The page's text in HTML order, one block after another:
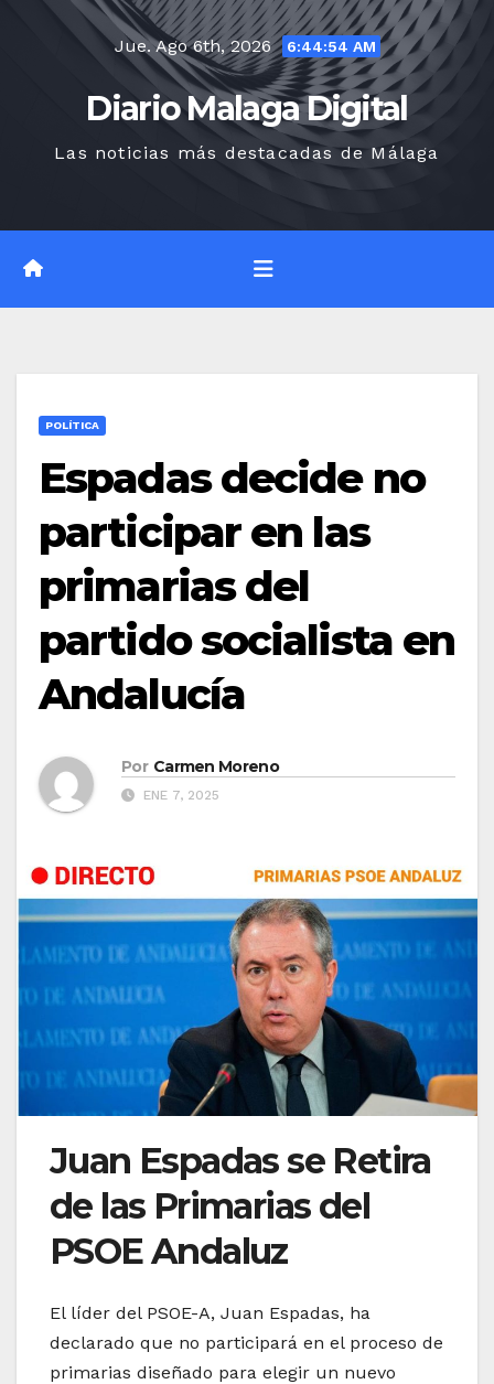
Jue. Ago 6th, 2026 6:44:55 AM
Diario Malaga Digital
Las noticias más destacadas de Málaga
POLÍTICA
Espadas decide no
participar en las
primarias del
partido socialista en
Andalucía
Por Carmen Moreno
ENE 7, 2025
Juan Espadas se Retira
de las Primarias del
PSOE Andaluz
El líder del PSOE-A, Juan Espadas, ha
declarado que no participará en el proceso de
primarias diseñado para elegir un nuevo